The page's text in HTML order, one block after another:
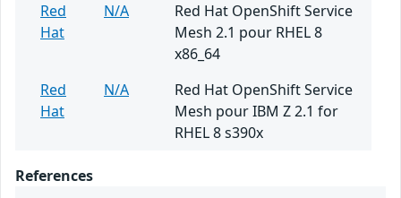
Red
Hat
N/A
Red Hat OpenShift Service
Mesh 2.1 pour RHEL 8
x86_64
Red
Hat
N/A
Red Hat OpenShift Service
Mesh pour IBM Z 2.1 for
RHEL 8 s390x
References